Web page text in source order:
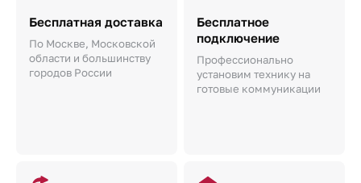
Бесплатная доставка
По Москве, Московской
области и большинству
городов России
Бесплатное
подключение
Профессионально
установим технику на
готовые коммуникации